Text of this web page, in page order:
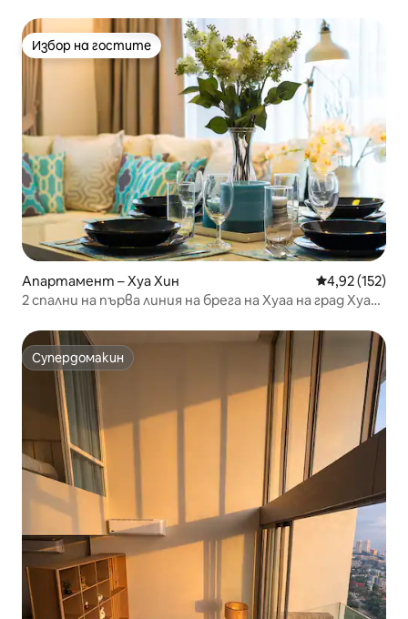
на 2 минути пеша от два големи нощни пазара и
плажа, безплатен паркинг, готвене, пране и сушене!
Избор на гостите
Избор на гостите
Апартамент – Хуа Хин Средна
4,92 (152)
2 спални на първа линия на брега на Хуаа на град Хуа
Супердомакин
Супердомакин